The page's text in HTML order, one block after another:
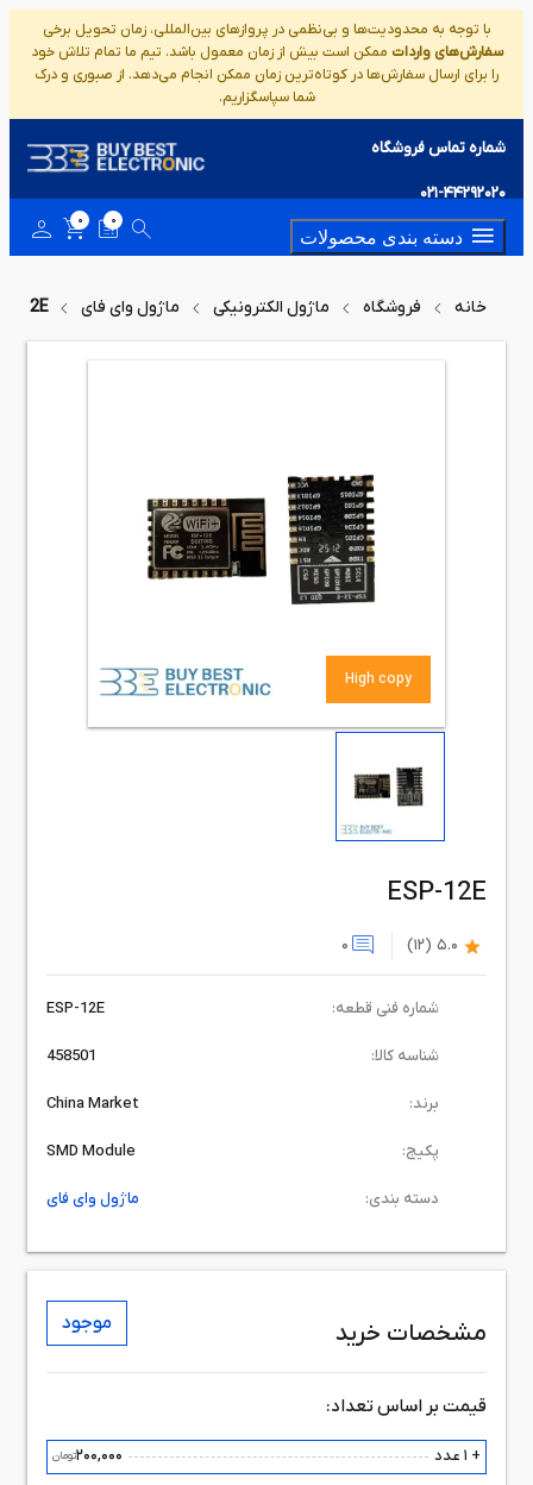
با توجه به محدودیت‌ها و بی‌نظمی در پروازهای بین‌المللی، زمان تحویل برخی
سفارش‌های واردات ممکن است بیش از زمان معمول باشد. تیم ما تمام تلاش خود
را برای ارسال سفارش‌ها در کوتاه‌ترین زمان ممکن انجام می‌دهد. از صبوری و درک
شما سپاسگزاریم.
شماره تماس فروشگاه
021-44292020
دسته بندی محصولات
0
0
خانه فروشگاه ماژول الکترونیکی ماژول وای فای 12E
High copy
ESP-12E
5.0
(12)
0
شماره فنی قطعه: ESP-12E
شناسه کالا: 458501
برند: China Market
پکیج: SMD Module
دسته بندی: ماژول وای فای
مشخصات خرید موجود
قیمت بر اساس تعداد:
+ 1 عدد 200,000تومان